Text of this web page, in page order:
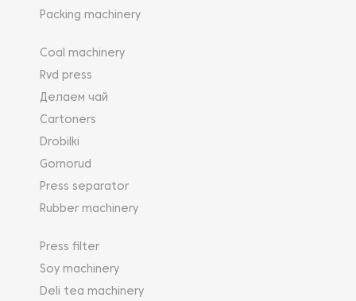
Packing machinery
Coal machinery
Rvd press
Делаем чай
Cartoners
Drobilki
Gornorud
Press separator
Rubber machinery
Press filter
Soy machinery
Deli tea machinery